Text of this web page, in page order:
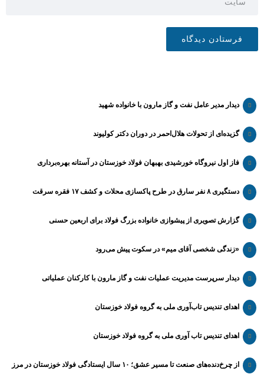
دیدار مدیر عامل نفت و گاز مارون با خانواده شهید
گزیده‌ای از تحولات هلال‌احمر در دوران دکتر کولیوند
فاز اول نیروگاه خورشیدی بهبهان فولاد خوزستان در آستانه بهره‌برداری
دستگیری ۸ نفر سارق در طرح پاکسازی محلات و کشف ۱۷ فقره سرقت
گزارش تصویری از پیشوازی خانواده بزرگ فولاد برای اربعین حسنی
«زندگی شخصی آقای میم» در سکوت پیش می‌رود
دیدار سرپرست مدیریت عملیات نفت و گاز مارون با کارکنان عملیاتی
اهدای تندیس تاب‌آوری ملی به گروه فولاد خوزستان
اهدای تندیس تاب آوری ملی به گروه فولاد خوزستان
از چرخ‌دنده‌های صنعت تا مسیر عشق؛ ۱۰ سال ایستادگی فولاد خوزستان در مرز